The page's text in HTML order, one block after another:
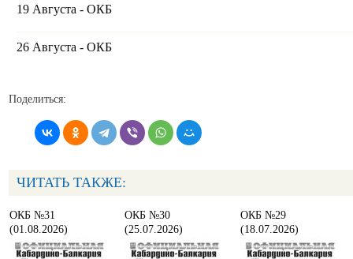
19 Августа - ОКБ
26 Августа - ОКБ
Поделиться:
ЧИТАТЬ ТАКЖЕ:
ОКБ №31
(01.08.2026)
ОКБ №30
(25.07.2026)
ОКБ №29
(18.07.2026)